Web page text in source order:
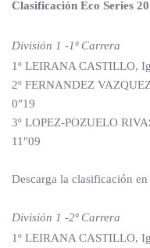
Clasificación Eco Series
División 1 -1ª Carrera
1º LEIRANA CASTILLO,
2º FERNANDEZ
0″19
3º LOPEZ-POZUELO
11″09
Descarga la clasificación
División 1 -2ª Carrera
1º LEIRANA CASTILLO,